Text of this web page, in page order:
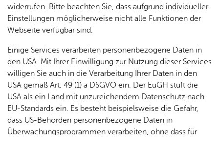
widerrufen. Bitte beachten Sie, dass aufgrund individueller
Einstellungen möglicherweise nicht alle Funktionen der
Webseite verfügbar sind.
Einige Services verarbeiten personenbezogene Daten in
den USA. Mit Ihrer Einwilligung zur Nutzung dieser Services
willigen Sie auch in die Verarbeitung Ihrer Daten in den
USA gemäß Art. 49 (1) a DSGVO ein. Der EuGH stuft die
USA als ein Land mit unzureichendem Datenschutz nach
EU-Standards ein. Es besteht beispielsweise die Gefahr,
dass US-Behörden personenbezogene Daten in
Überwachungsprogrammen verarbeiten, ohne dass für